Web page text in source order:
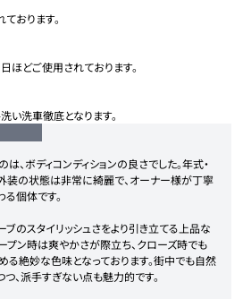
おります。
ほどご使用されております。
い洗車徹底となります。
、ボディコンディションの良さでした。年式・
装の状態は非常に綺麗で、オーナー様が丁寧
個体です。
ブのスタイリッシュさをより引き立てる上品な
プン時は爽やかさが際立ち、クローズ時でも
る絶妙な色味となっております。街中でも自然
、派手すぎない点も魅力的です。